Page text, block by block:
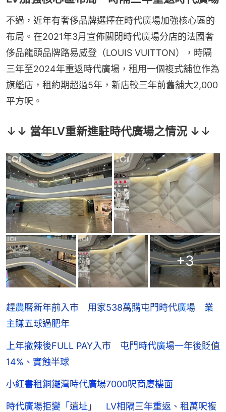
不過，近年有奢侈品牌選擇在時代廣場加強核心區的
布局。在2021年3月宣佈關閉時代廣場分店的法國奢
侈品龍頭品牌路易威登（LOUIS VUITTON），時隔
三年至2024年重返時代廣場，租用一個複式舖位作為
旗艦店，租約期超過5年，新店較三年前舊舖大2,000
平方呎。
↓↓ 當年LV重新進駐時代廣場之情況 ↓↓
+3
趕農曆新年前入市 用家538萬購屯門時代廣場 業
主賺五球過肥年
上年撤辣後FULL PAY入市 屯門時代廣場一年後貶值
14%、實蝕半球
小紅書租銅鑼灣時代廣場7000呎商廈樓面
時代廣場拒變「遺址」 LV相隔三年重返、租萬呎複